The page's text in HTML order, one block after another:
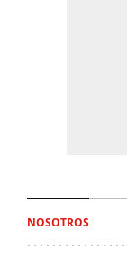
NOSOTROS